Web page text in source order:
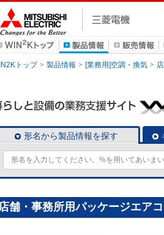
トップ 製品情報 [業務用]空調・換気
形名から製品情報を探す
舗・事務所用パッケージエア